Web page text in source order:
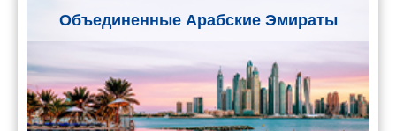
Объединенные Арабские Эмираты